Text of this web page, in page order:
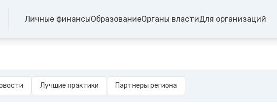
Личные финансыОбразованиеОрганы властиДля организаций
Лучшие практики Партнеры региона